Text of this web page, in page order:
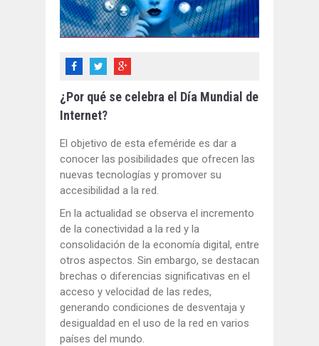
¿Por qué se celebra el Día Mundial de
Internet?
El objetivo de esta efeméride es dar a
conocer las posibilidades que ofrecen las
nuevas tecnologías y promover su
accesibilidad a la red.
En la actualidad se observa el incremento
de la conectividad a la red y la
consolidación de la economía digital, entre
otros aspectos. Sin embargo, se destacan
brechas o diferencias significativas en el
acceso y velocidad de las redes,
generando condiciones de desventaja y
desigualdad en el uso de la red en varios
países del mundo.